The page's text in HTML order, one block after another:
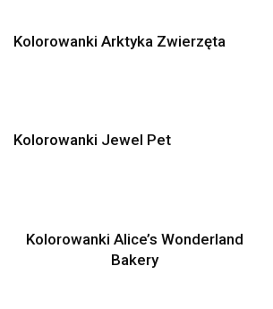
Kolorowanki Arktyka Zwierzęta
Kolorowanki Jewel Pet
Kolorowanki Alice’s Wonderland
Bakery